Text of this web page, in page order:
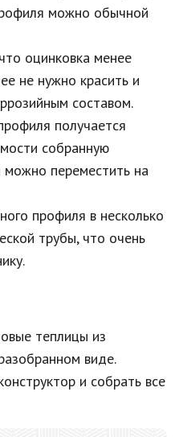
можно обычной
оцинковка менее
не нужно красить и
составом.
получается
собранную
переместить на
профиля в несколько
трубы, что очень
теплицы из
виде.
и собрать все